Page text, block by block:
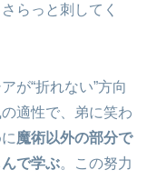
らっと刺してく
が“折れない”方向
適性で、弟に笑わ
魔術以外の部分で
で学ぶ。この努力